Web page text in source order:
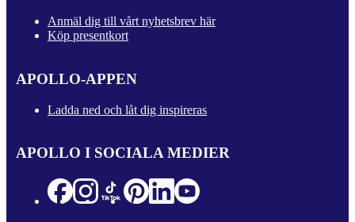
Anmäl dig till vårt nyhetsbrev här
Köp presentkort
APOLLO-APPEN
Ladda ned och låt dig inspireras
APOLLO I SOCIALA MEDIER